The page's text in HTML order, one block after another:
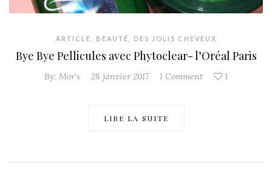
ARTICLE BEAUTÉ DES JOLIS CHEVEUX
Bye Bye Pellicules avec Phytoclear- l’Oréal Paris
By: Mor's 28 janvier 2017 1 Comment 1
LIRE LA SUITE